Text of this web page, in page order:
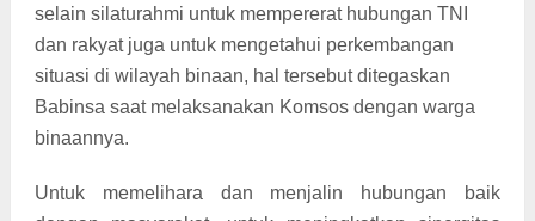
selain silaturahmi untuk mempererat hubungan TNI
dan rakyat juga untuk mengetahui perkembangan
situasi di wilayah binaan, hal tersebut ditegaskan
Babinsa saat melaksanakan Komsos dengan warga
binaannya.
Untuk memelihara dan menjalin hubungan baik